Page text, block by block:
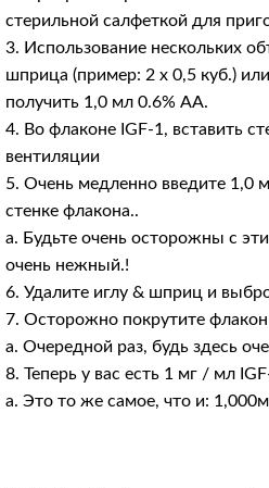
стерильной салфеткой для
3. Использование нескольких
шприца (пример: 2 х 0,5 куб.)
получить 1,0 мл 0.6% AA.
4. Во флаконе IGF-1, вставить
вентиляции
5. Очень медленно введите 1,0
стенке флакона..
а. Будьте очень осторожны с
очень нежный.!
6. Удалите иглу & шприц и
7. Осторожно покрутите флакон
а. Очередной раз, будь здесь
8. Теперь у вас есть 1 мг / мл
а. Это то же самое, что и: